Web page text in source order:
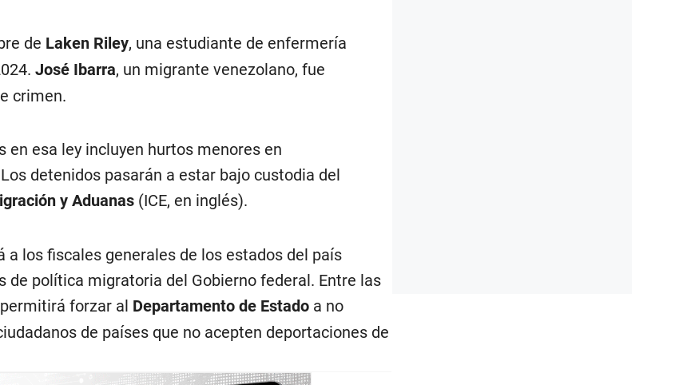
de Laken Riley, una estudiante de enfermería
José Ibarra, un migrante venezolano, fue
crimen.
en esa ley incluyen hurtos menores en
detenidos pasarán a estar bajo custodia del
y Aduanas(ICE, en inglés).
a los fiscales generales de los estados del país
de política migratoria del Gobierno federal. Entre las
forzar al Departamento de Estadoa no
de países que no acepten deportaciones de